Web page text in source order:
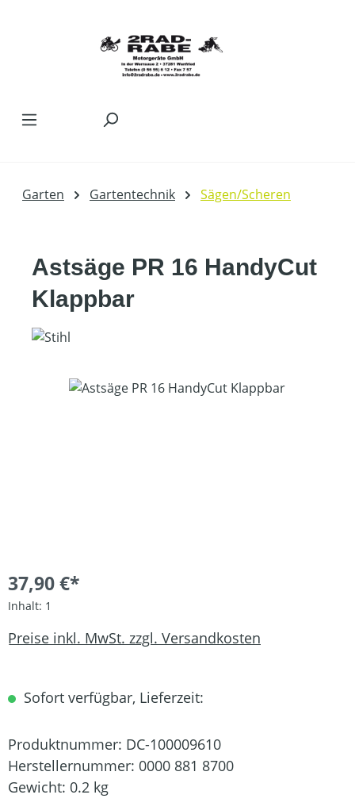
Garten Gartentechnik Sägen/Scheren
Astsäge PR 16 HandyCut
Klappbar
Bildergalerie überspringen
37,90 €*
Inhalt: 1
Preise inkl. MwSt. zzgl. Versandkosten
Sofort verfügbar, Lieferzeit:
Produktnummer: DC-100009610
Herstellernummer: 0000 881 8700
Gewicht: 0.2 kg